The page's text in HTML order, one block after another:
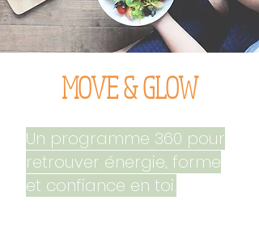
MOVE & GLOW
Un programme 360 pour
retrouver énergie, forme
et confiance en toi.